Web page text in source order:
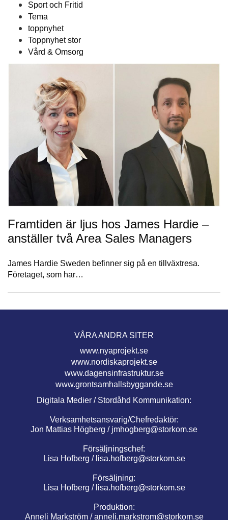
Sport och Fritid
Tema
toppnyhet
Toppnyhet stor
Vård & Omsorg
Framtiden är ljus hos James Hardie –
anställer två Area Sales Managers
James Hardie Sweden befinner sig på en tillväxtresa.
Företaget, som har…
VÅRA ANDRA SITER
www.nyaprojekt.se
www.nordiskaprojekt.se
www.dagensinfrastruktur.se
www.grontsamhallsbyggande.se
Digitala Medier / Stordåhd Kommunikation:
Verksamhetsansvarig/Chefredaktör:
Jon Mattias Högberg / jmhogberg@storkom.se
Försäljningschef:
Lisa Hofberg / lisa.hofberg@storkom.se
Försäljning:
Lisa Hofberg / lisa.hofberg@storkom.se
Produktion:
Anneli Markström /anneli.markstrom@storkom.se